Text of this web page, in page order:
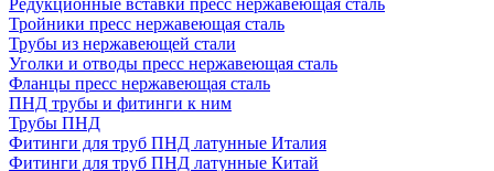
Тройники пресс нержавеющая сталь
Трубы из нержавеющей стали
Уголки и отводы пресс нержавеющая сталь
Фланцы пресс нержавеющая сталь
ПНД трубы и фитинги к ним
Трубы ПНД
Фитинги для труб ПНД латунные Италия
Фитинги для труб ПНД латунные Китай